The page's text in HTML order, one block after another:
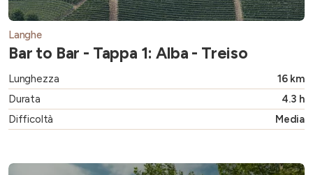
Langhe
Bar to Bar - Tappa 1: Alba - Treiso
Lunghezza
16 km
Durata
4.3 h
Difficoltà
Media